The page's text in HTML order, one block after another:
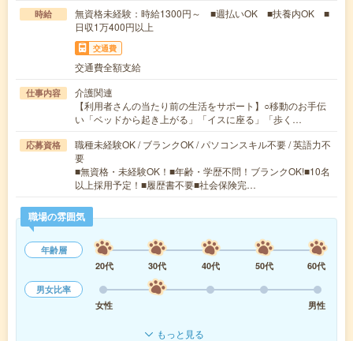
時給
無資格未経験：時給1300円～ ■週払いOK ■扶養内OK ■
日収1万400円以上
交通費
交通費全額支給
仕事内容
介護関連
【利用者さんの当たり前の生活をサポート】○移動のお手伝
い「ベッドから起き上がる」「イスに座る」「歩く…
応募資格
職種未経験OK / ブランクOK / パソコンスキル不要 / 英語力不
要
■無資格・未経験OK！■年齢・学歴不問！ブランクOK!■10名
以上採用予定！■履歴書不要■社会保険完…
職場の雰囲気
年齢層
20代
30代 40代 50代
60代
男女比率
女性
男性
もっと見る